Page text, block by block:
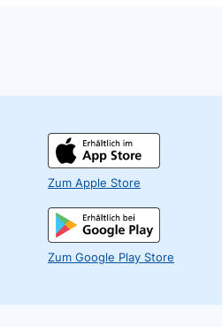
Zum Apple Store
Zum Google Play Store